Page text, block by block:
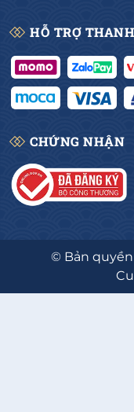
HỖ TRỢ
CHỨNG NHẬN
© Bản